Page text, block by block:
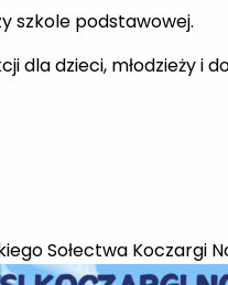
szkole podstawowej.
dzieci, młodzieży i
Sołectwa Koczargi